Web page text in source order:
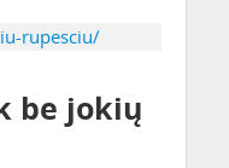
rupesciu/
be jokių